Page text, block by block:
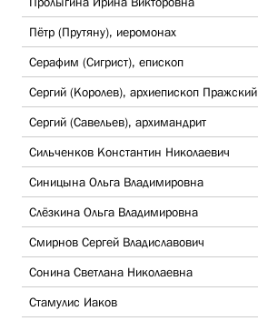
Пётр (Прутяну), иеромонах
Серафим (Сигрист), епископ
Сергий (Королев), архиепископ Пражский
Сергий (Савельев), архимандрит
Сильченков Константин Николаевич
Синицына Ольга Владимировна
Слёзкина Ольга Владимировна
Смирнов Сергей Владиславович
Сонина Светлана Николаевна
Стамулис Иаков